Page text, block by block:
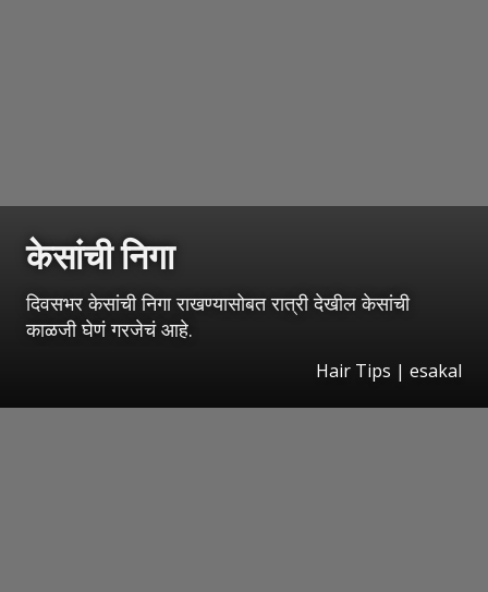
केसांची निगा
दिवसभर केसांची निगा राखण्यासोबत रात्री देखील केसांची
काळजी घेणं गरजेचं आहे.
Hair Tips | esakal